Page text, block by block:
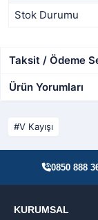
Stok Durumu
Taksit / Ödeme
Ürün Yorumları
V Kayışı
0850 888
KURUMSAL